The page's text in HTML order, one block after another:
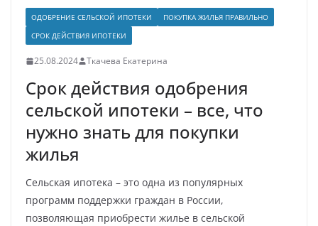
ОДОБРЕНИЕ СЕЛЬСКОЙ ИПОТЕКИ
ПОКУПКА ЖИЛЬЯ ПРАВИЛЬНО
СРОК ДЕЙСТВИЯ ИПОТЕКИ
25.08.2024 Ткачева Екатерина
Срок действия одобрения
сельской ипотеки – все, что
нужно знать для покупки
жилья
Сельская ипотека – это одна из популярных
программ поддержки граждан в России,
позволяющая приобрести жилье в сельской